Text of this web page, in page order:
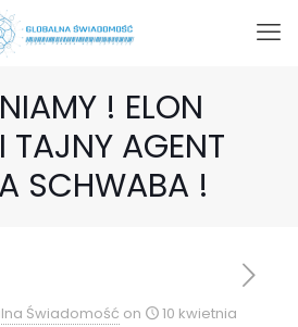
! ELON
TAJNY AGENT
SCHWABA !
Świadomość on
10 kwietnia